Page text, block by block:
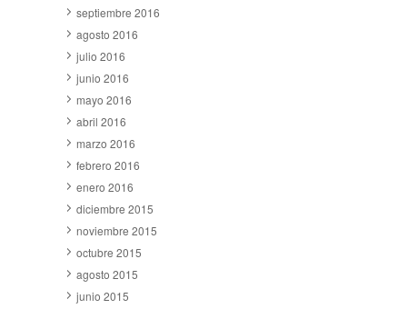
septiembre 2016
agosto 2016
julio 2016
junio 2016
mayo 2016
abril 2016
marzo 2016
febrero 2016
enero 2016
diciembre 2015
noviembre 2015
octubre 2015
agosto 2015
junio 2015